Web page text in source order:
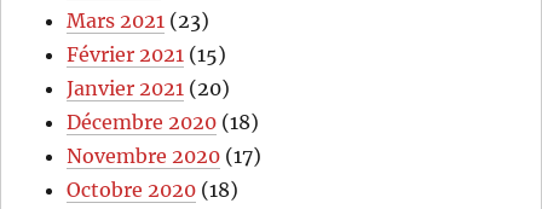
Mars 2021 (23)
Février 2021 (15)
Janvier 2021 (20)
Décembre 2020 (18)
Novembre 2020 (17)
Octobre 2020 (18)